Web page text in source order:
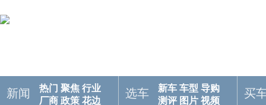
新闻 热门 聚焦 行业
厂商 政策 花边
选车 新车 车型 导购
测评 图片 视频
买